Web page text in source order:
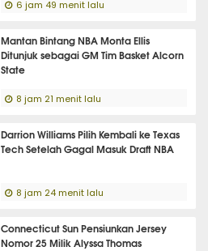
6 jam 49 menit lalu
Mantan Bintang NBA Monta Ellis
Ditunjuk sebagai GM Tim Basket Alcorn
State
8 jam 21 menit lalu
Darrion Williams Pilih Kembali ke Texas
Tech Setelah Gagal Masuk Draft NBA
8 jam 24 menit lalu
Connecticut Sun Pensiunkan Jersey
Nomor 25 Milik Alyssa Thomas